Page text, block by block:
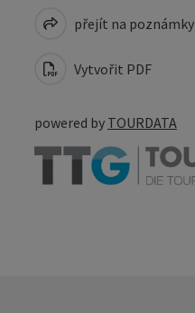
přejít na poznámky
Vytvořit PDF
powered by TOURDATA